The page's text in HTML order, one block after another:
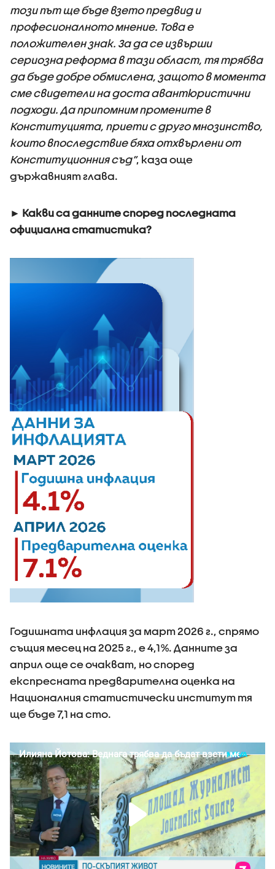
този път ще бъде взето предвид и
професионалното мнение. Това е
положителен знак. За да се извърши
сериозна реформа в тази област, тя трябва
да бъде добре обмислена, защото в момента
сме свидетели на доста авантюристични
подходи. Да припомним промените в
Конституцията, приети с друго мнозинство,
които впоследствие бяха отхвърлени от
Конституционния съд“, каза още
държавният глава.
► Какви са данните според последната
официална статистика?
Годишната инфлация за март 2026 г., спрямо
същия месец на 2025 г., е 4,1%. Данните за
април още се очакват, но според
експресната предварителна оценка на
Националния статистически институт тя
ще бъде 7,1 на сто.